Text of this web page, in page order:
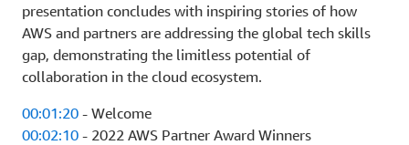
presentation concludes with inspiring stories of how
AWS and partners are addressing the global tech skills
gap, demonstrating the limitless potential of
collaboration in the cloud ecosystem.
00:01:20 - Welcome
00:02:10 - 2022 AWS Partner Award Winners